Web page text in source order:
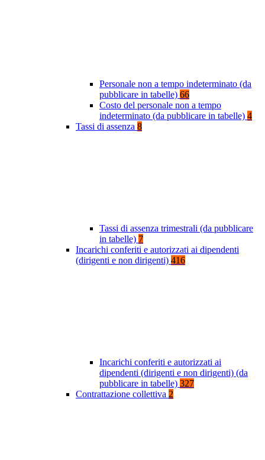
Personale non a tempo indeterminato (da
pubblicare in tabelle) 66
Costo del personale non a tempo
indeterminato (da pubblicare in tabelle) 4
Tassi di assenza 8
Tassi di assenza trimestrali (da pubblicare
in tabelle) 7
Incarichi conferiti e autorizzati ai dipendenti
(dirigenti e non dirigenti) 416
Incarichi conferiti e autorizzati ai
dipendenti (dirigenti e non dirigenti) (da
pubblicare in tabelle) 327
Contrattazione collettiva 2